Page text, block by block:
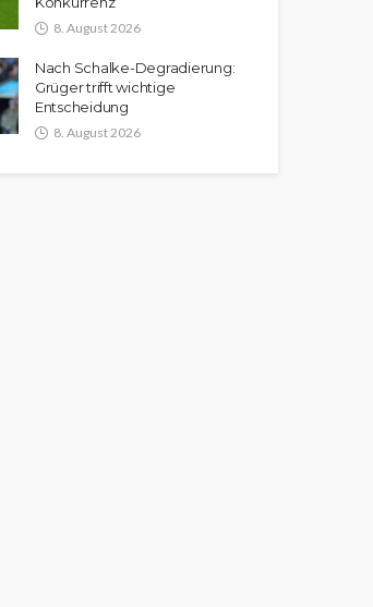
8. August 2026
Nach Schalke-Degradierung:
Grüger trifft wichtige
Entscheidung
8. August 2026